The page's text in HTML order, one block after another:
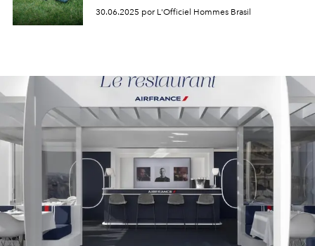
30.06.2025 por L'Officiel Hommes Brasil